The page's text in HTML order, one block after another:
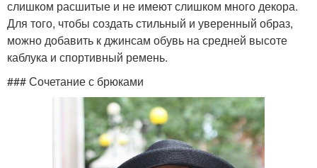
слишком расшитые и не имеют слишком много декора.
Для того, чтобы создать стильный и уверенный образ,
можно добавить к джинсам обувь на средней высоте
каблука и спортивный ремень.
### Сочетание с брюками